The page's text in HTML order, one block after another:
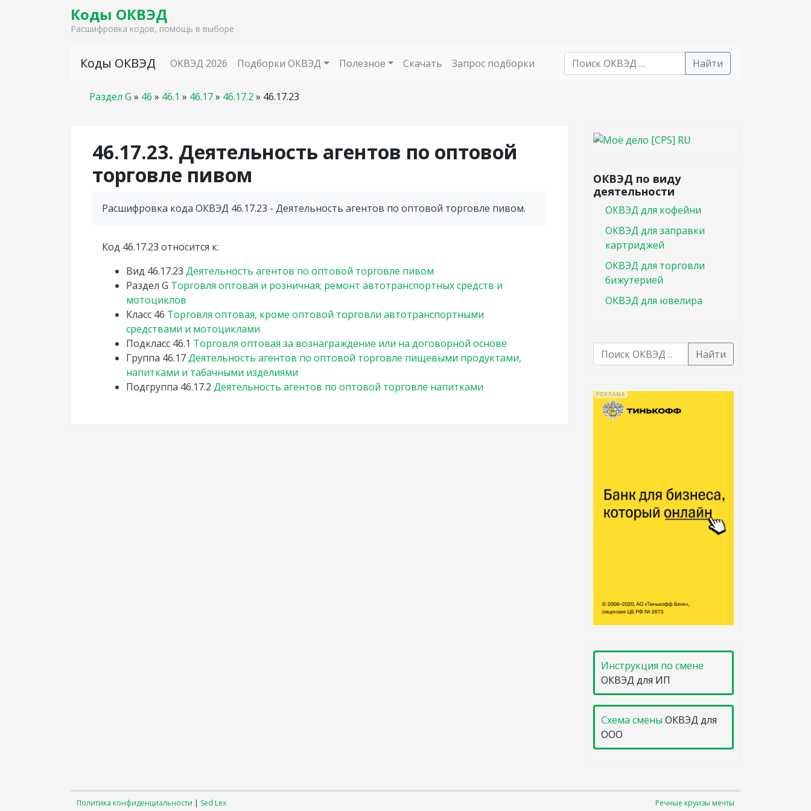
Коды ОКВЭД
Расшифровка кодов, помощь в выборе
Коды ОКВЭД ОКВЭД 2026 Подборки ОКВЭД Полезное Скачать Запрос подборки
Найти
Раздел G » 46 » 46.1 » 46.17» 46.17.2 » 46.17.23
46.17.23. Деятельность агентов по оптовой
торговле пивом
Расшифровка кода ОКВЭД 46.17.23 - Деятельность агентов по оптовой торговле пивом.
Код 46.17.23 относится к:
Вид 46.17.23 Деятельность агентов по оптовой торговле пивом
Раздел G Торговля оптовая и розничная; ремонт автотранспортных средств и
мотоциклов
Класс 46 Торговля оптовая, кроме оптовой торговли автотранспортными
средствами и мотоциклами
Подкласс 46.1 Торговля оптовая за вознаграждение или на договорной основе
Группа 46.17Деятельность агентов по оптовой торговле пищевыми продуктами,
напитками и табачными изделиями
Подгруппа 46.17.2 Деятельность агентов по оптовой торговле напитками
ОКВЭД по виду
деятельности
ОКВЭД для кофейни
ОКВЭД для заправки
картриджей
ОКВЭД для торговли
бижутерией
ОКВЭД для ювелира
Найти
В списке найденных результатов
Инструкция по смене
ОКВЭД для ИП
Схема смены ОКВЭД для
ООО
Политика конфиденциальности | Sed Lex Речные круизы мечты